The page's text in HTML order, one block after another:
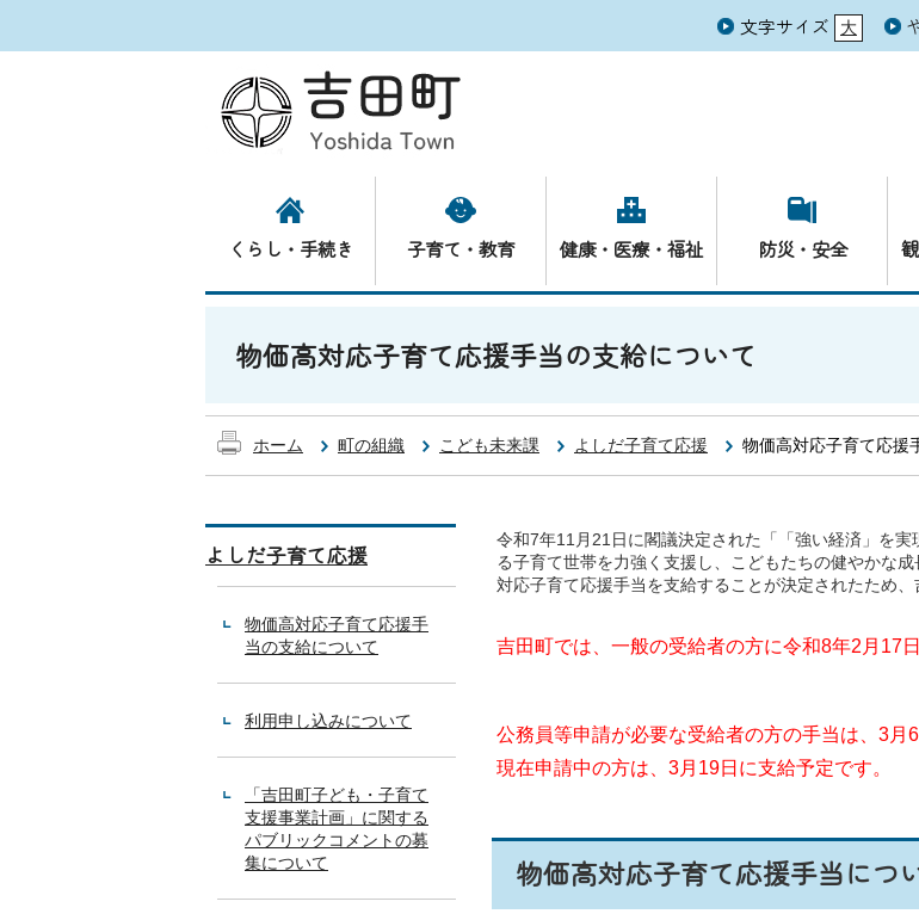
文字サイズ 大
元
くらし・手続き 子育て・教育 健康・医療・福祉 防災・安全
物価高対応子育て応援手当の支給について
ホーム 町の組織 こども未来課 よしだ子育て応援 物価高対応子育て応援
よしだ子育て応援
物価高対応子育て応援手
当の支給について
利用申し込みについて
「吉田町子ども・子育て
支援事業計画」に関する
パブリックコメントの募
集について
令和7年11月21日に閣議決定された「「強い経済」を実
る子育て世帯を力強く支援し、
こどもたちの健やかな
対応子育て応援手当を支給することが決定されたため
吉田町では、一般の受給者の方に令和8年2月17
公務員等申請が必要な受給者の方の手当は、3月
現在申請中の方は、3月19日に支給予定です。
物価高対応子育て応援手当につ